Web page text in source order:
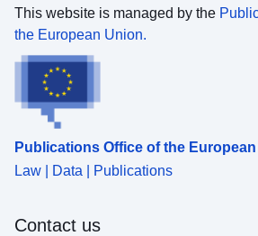
This website is managed by the
the European Union.
Publications Office of the
Law | Data | Publications
Contact us